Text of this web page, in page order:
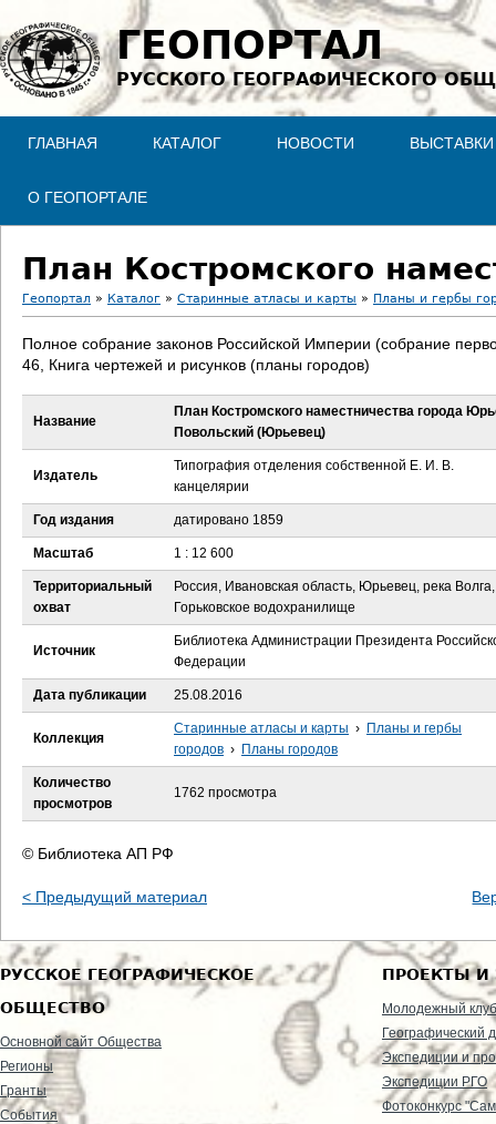
Jump to navigation
ГЕОПОРТАЛ
РУССКОГО ГЕОГРАФИЧЕСКОГО
ГЛАВНАЯ КАТАЛОГ НОВОСТИ ВЫСТАВКИ
О ГЕОПОРТАЛЕ
В
ы
е
с
Геопортал » Каталог » Старинные атласы и карты » Планы и гербы
Полное собрание законов Российской Империи (собрание
46, Книга чертежей и рисунков (планы городов)
Название
План Костромского наместничества города
Повольский (Юрьевец)
Издатель
Типография отделения собственной Е. И. В.
канцелярии
Год издания датировано 1859
Масштаб 1 : 12 600
Территориальный
охват
Россия, Ивановская область, Юрьевец, река Волга,
Горьковское водохранилище
Источник
Библиотека Администрации Президента
Федерации
Дата публикации 25.08.2016
Коллекция
Старинные атласы и карты › Планы и гербы
городов › Планы городов
Количество
просмотров
1762 просмотра
© Библиотека АП РФ
< Предыдущий материал
РУССКОЕ ГЕОГРАФИЧЕСКОЕ
ОБЩЕСТВО
Основной сайт Общества
Регионы
Гранты
События
ПРОЕКТЫ И
Молодежный клуб
Географический
Экспедиции и
Экспедиции РГО
Фотоконкурс